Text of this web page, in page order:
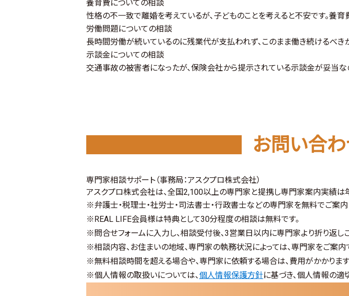
養育費についての相談
性格の不一致で離婚を考えているが、子どものことを考えると不安です。養育
労働問題についての相談
長時間労働が続いているのに残業代が支払われず、このまま働き続けるべき
示談金についての相談
交通事故の被害者になったが、保険会社から提示されている示談金が妥当な
お問い合わ
専門家相談サポート （事務局：アスクプロ株式会社）
アスクプロ株式会社は、全国2,100以上の専門家と提携し専門家案内実績は
※弁護士・税理士・社労士・司法書士・行政書士などの専門家を無料でご案内
※REAL LIFE会員様は特典として30分程度の相談は無料です。
※問合せフォームに入力し、相談受付後、3営業日以内に専門家より折り返し
※相談内容、お住まいの地域、専門家の執務状況によっては、専門家をご案内
※無料相談時間を超える場合や、専門家に依頼する場合は、費用がかかります
※個人情報の取扱いについては、個人情報保護方針に基づき、個人情報の適